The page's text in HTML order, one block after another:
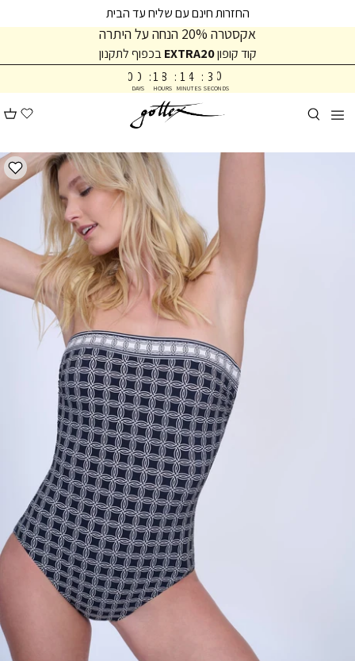
קריאה
לתפריט
העמוד
החזרות חינם עם שליח עד הבית
אקסטרה 20% הנחה על היתרה
0
0
DAYS
: 8
1
HOURS
: 4
1
MINUTES
:
9
0
2
3
SECONDS
קוד קופוןEXTRA20 בכפוף לתקנון